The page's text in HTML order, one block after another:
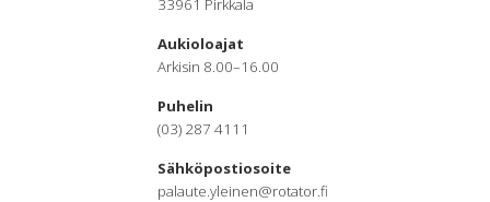
33961 Pirkkala
Aukioloajat
Arkisin 8.00–16.00
Puhelin
(03) 287 4111
Sähköpostiosoite
palaute.yleinen@rotator.fi